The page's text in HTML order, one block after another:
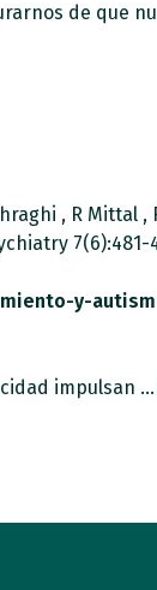
de que
, R
7(6):481-
y-
Fundación ONCE, CERMI y Real Patronato sobre Discapacidad impulsan una ‘nueva normalidad’ accesible